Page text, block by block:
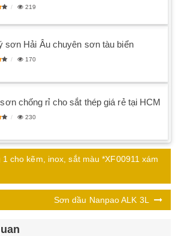
219
sơn Hải Âu chuyên sơn tàu biển
170
chống rỉ cho sắt thép giá rẻ tại HCM
230
cho kẽm, inox, sắt màu *XF00911 xám
Sơn dầu Nanpao ALK 3L